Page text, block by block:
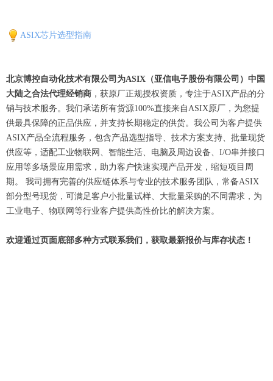
ASIX芯片选型指南
北京博控自动化技术有限公司为ASIX（亚信电子股份有限公司）中国
大陆之合法代理经销商 ，获原厂正规授权资质，专注于ASIX产品的分
销与技术服务。我们承诺所有货源100%直接来自ASIX原厂，为您提
供最具保障的正品供应，并支持长期稳定的供货。我公司为客户提供
ASIX产品全流程服务，包含产品选型指导、技术方案支持、批量现货
供应等，适配工业物联网、智能生活、电脑及周边设备、I/O串并接口
应用等多场景应用需求，助力客户快速实现产品开发，缩短项目周
期。 我司拥有完善的供应链体系与专业的技术服务团队，常备ASIX
部分型号现货，可满足客户小批量试样、大批量采购的不同需求，为
工业电子、物联网等行业客户提供高性价比的解决方案。
欢迎通过页面底部多种方式联系我们，获取最新报价与库存状态！